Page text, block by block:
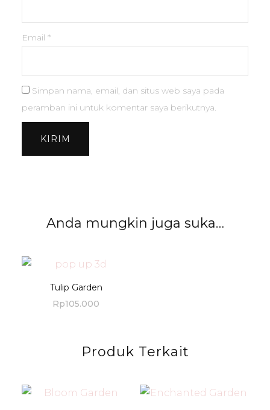
Email*
Simpan nama, email, dan situs web saya pada
peramban ini untuk komentar saya berikutnya.
Anda mungkin juga suka…
Tulip Garden
Rp105.000
Produk Terkait